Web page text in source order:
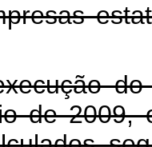
do
de 2009,